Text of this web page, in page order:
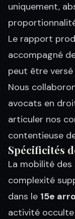
uniquement,
Le rapport
accompagné
peut être
Nous
avocats en
articuler nos
contentieuse
Spécificités
La mobilité
complexité
dans le 15e
activité